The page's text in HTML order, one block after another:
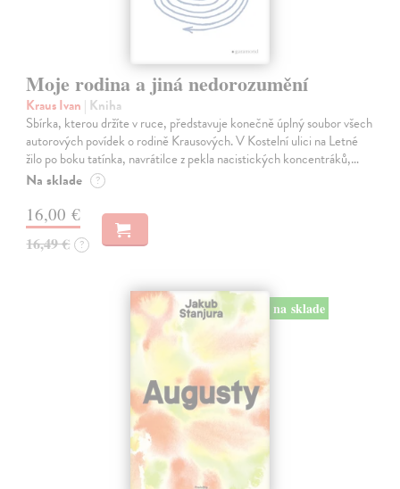
Moje rodina a jiná nedorozumění
Kraus Ivan | Kniha
Sbírka, kterou držíte v ruce, představuje konečně úplný soubor všech
autorových povídek o rodině Krausových. V Kostelní ulici na Letné
žilo po boku tatínka, navrátilce z pekla nacistických koncentráků,…
Na sklade ?
16,00 €
16,49 € ?
na sklade